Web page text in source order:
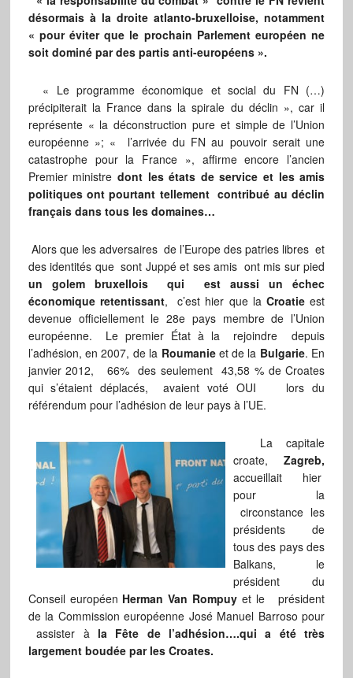
désormais à la droite atlanto-bruxelloise, notamment
« pour éviter que le prochain Parlement européen ne
soit dominé par des partis anti-européens ».
« Le programme économique et social du FN (…)
précipiterait la France dans la spirale du déclin », car il
représente « la déconstruction pure et simple de l’Union
européenne »; « l’arrivée du FN au pouvoir serait une
catastrophe pour la France », affirme encore l’ancien
Premier ministredont les états de service et les amis
politiques ont pourtant tellement contribué au déclin
français dans tous les domaines…
Alors que les adversaires de l’Europe des patries libres et
des identités que sont Juppé et ses amis ont mis sur pied
un golem bruxellois qui est aussi un échec
économique retentissant, c’est hier que la Croatie est
devenue officiellement le 28e pays membre de l’Union
européenne. Le premier État à la rejoindre depuis
l’adhésion, en 2007, de la Roumanieet de la Bulgarie. En
janvier 2012, 66% des seulement 43,58 % de Croates
qui s’étaient déplacés, avaient voté OUI lors du
référendum pour l’adhésion de leur pays à l’UE.
La capitale
croate, Zagreb,
accueillait hier
pour la
circonstance les
présidents de
tous des pays des
Balkans, le
président du
Conseil européen Herman Van Rompuy et le président
de la Commission européenne José Manuel Barroso pour
assister à la Fête de l’adhésion….qui a été très
largement boudée par les Croates.